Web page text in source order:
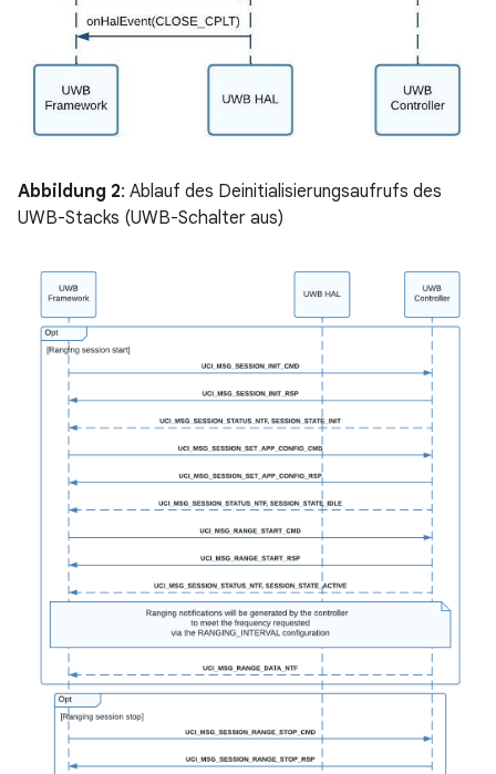
Abbildung 2: Ablauf des Deinitialisierungsaufrufs des
UWB-Stacks (UWB-Schalter aus)